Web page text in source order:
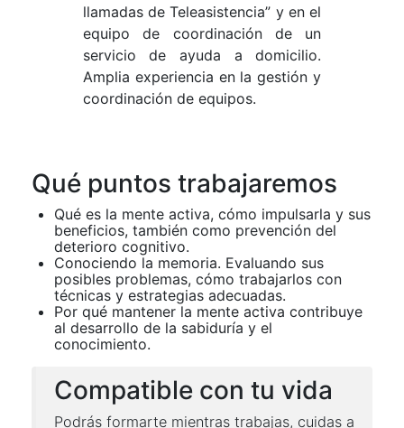
llamadas de Teleasistencia” y en el
equipo de coordinación de un
servicio de ayuda a domicilio.
Amplia experiencia en la gestión y
coordinación de equipos.
Qué puntos trabajaremos
Qué es la mente activa, cómo impulsarla y sus
beneficios, también como prevención del
deterioro cognitivo.
Conociendo la memoria. Evaluando sus
posibles problemas, cómo trabajarlos con
técnicas y estrategias adecuadas.
Por qué mantener la mente activa contribuye
al desarrollo de la sabiduría y el
conocimiento.
Compatible con tu vida
Podrás formarte mientras trabajas, cuidas a